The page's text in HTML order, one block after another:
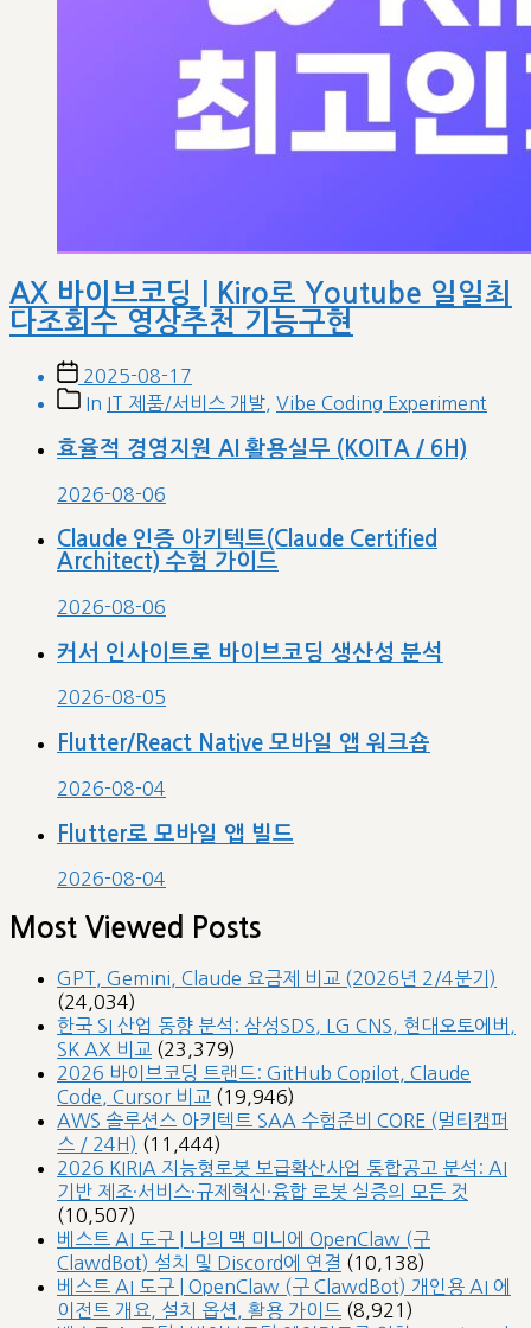
AX 바이브코딩 | Kiro로 Youtube 일일최
다조회수 영상추천 기능구현
Post
date
2025-08-17
PostIn IT 제품/서비스 개발 Vibe Coding Experiment
효율적 경영지원 AI 활용실무 (KOITA / 6H)
2026-08-06
Claude 인증 아키텍트(Claude Certified
Architect) 수험 가이드
2026-08-06
커서 인사이트로 바이브코딩 생산성 분석
2026-08-05
Flutter/React Native 모바일 앱 워크숍
2026-08-04
Flutter로 모바일 앱 빌드
2026-08-04
Most Viewed Posts
GPT, Gemini, Claude 요금제 비교 (2026년 2/4분기)
(24,034)
한국 SI 산업 동향 분석: 삼성SDS, LG CNS, 현대오토에버,
SK AX 비교 (23,379)
2026 바이브코딩 트랜드: GitHub Copilot, Claude
Code, Cursor 비교 (19,946)
AWS 솔루션스 아키텍트 SAA 수험준비 CORE (멀티캠퍼
스 / 24H) (11,444)
2026 KIRIA 지능형로봇 보급확산사업 통합공고 분석: AI
기반 제조·서비스·규제혁신·융합 로봇 실증의 모든 것
(10,507)
베스트 AI 도구 | 나의 맥 미니에 OpenClaw (구
ClawdBot) 설치 및 Discord에 연결 (10,138)
베스트 AI 도구 | OpenClaw (구 ClawdBot) 개인용 AI 에
이전트 개요, 설치 옵션, 활용 가이드 (8,921)